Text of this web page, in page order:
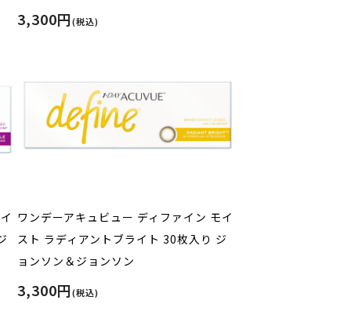
3,300円(税込)
ワンデーアキュビュー ディファイン モイ
スト ラディアントブライト 30枚入り ジ
ョンソン＆ジョンソン
3,300円(税込)